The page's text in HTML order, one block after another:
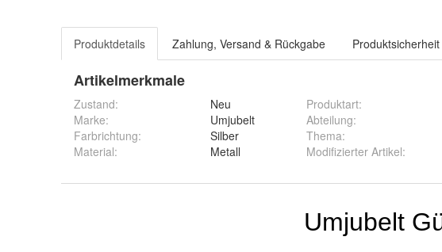
Produktdetails Zahlung, Versand & Rückgabe Produktsicherheit
Artikelmerkmale
Zustand:
Neu
Marke:
Umjubelt
Farbrichtung:
Silber
Material: Metall
Produktart:
Abteilung:
Thema:
Modifizierter Artikel: